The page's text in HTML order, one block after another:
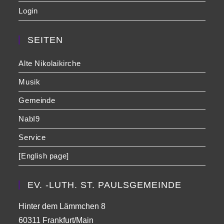
Login
SEITEN
Alte Nikolaikirche
Musik
Gemeinde
NabI9
Service
[English page]
EV. -LUTH. ST. PAULSGEMEINDE
Hinter dem Lämmchen 8
60311 Frankfurt/Main